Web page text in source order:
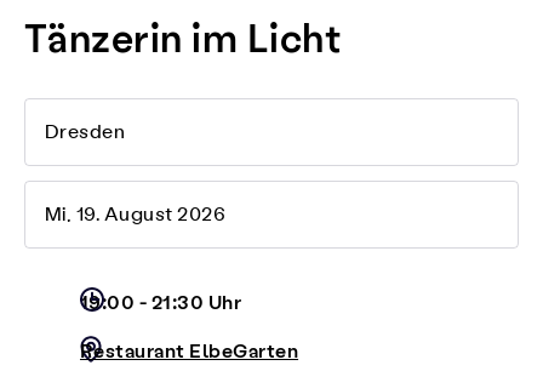
Tänzerin im Licht
Dresden
Mi, 19. August 2026
19:00 - 21:30 Uhr
Restaurant ElbeGarten